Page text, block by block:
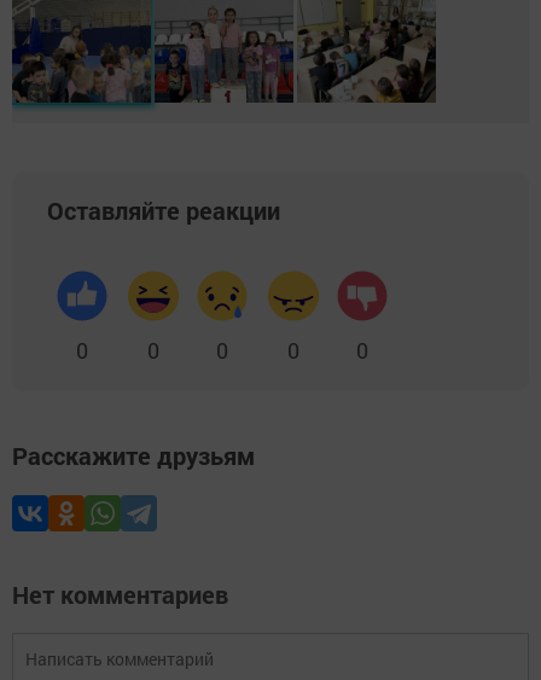
Оставляйте реакции
0 0 0 0 0
Расскажите друзьям
Нет комментариев